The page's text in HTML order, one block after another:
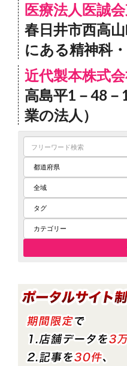
医療法人医誠
春日井市西高
にある精神科
近代製本株式
高島平1－48
業の法人）